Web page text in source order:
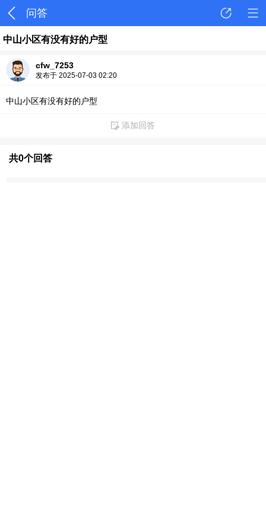
问答
中山小区有没有好的户型
cfw_7253
发布于 2025-07-03 02:20
中山小区有没有好的户型
添加回答
共0个回答